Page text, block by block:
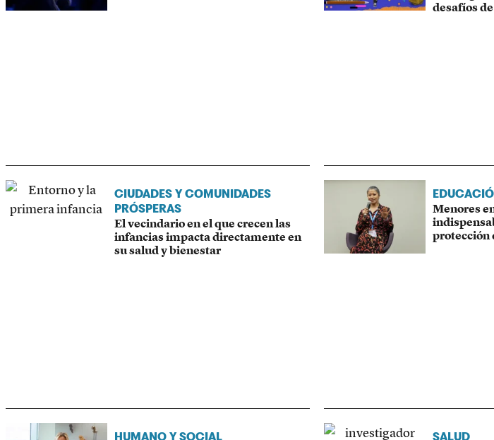
desafíos
CIUDADES Y COMUNIDADES
PRÓSPERAS
El vecindario en el que crecen las
infancias impacta directamente en
su salud y bienestar
Menores
protección
HUMANO Y SOCIAL SALUD